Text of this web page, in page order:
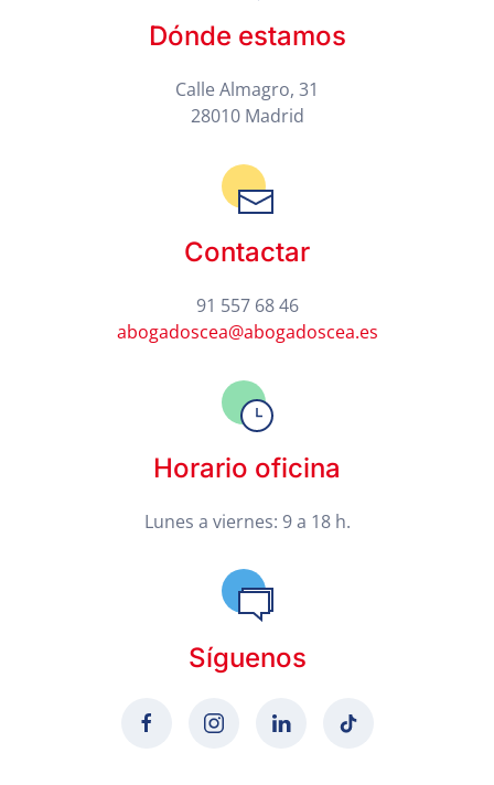
Dónde estamos
Calle Almagro, 31
28010 Madrid
Contactar
91 557 68 46
abogadoscea@abogadoscea.es
Horario oficina
Lunes a viernes: 9 a 18 h.
Síguenos